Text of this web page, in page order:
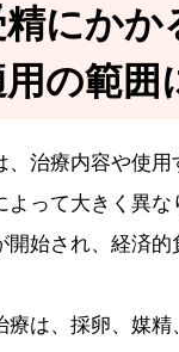
にかか
の範囲
、治療内容や使用
よって大きく異な
開始され、経済
療は、採卵、媒